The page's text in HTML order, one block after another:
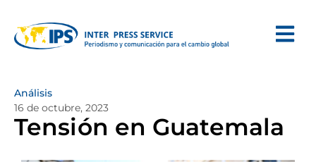
Análisis
16 de octubre, 2023
Tensión en Guatemala